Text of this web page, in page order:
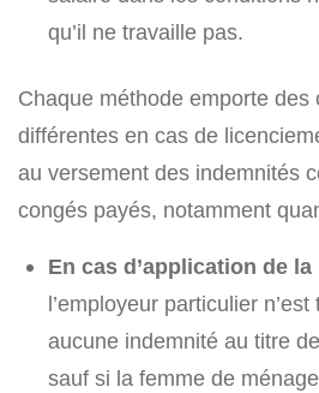
qu’il ne travaille pas.
Chaque méthode emporte des
différentes en cas de
au versement des indemnités
congés payés, notamment
En cas d’application de
l’employeur particulier
aucune indemnité au titre
sauf si la femme de